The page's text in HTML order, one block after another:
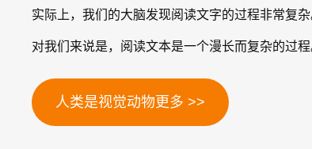
实际上，我们的大脑发现阅读文字的过程非常复
对我们来说是，阅读文本是一个漫长而复杂的过
人类是视觉动物更多 >>